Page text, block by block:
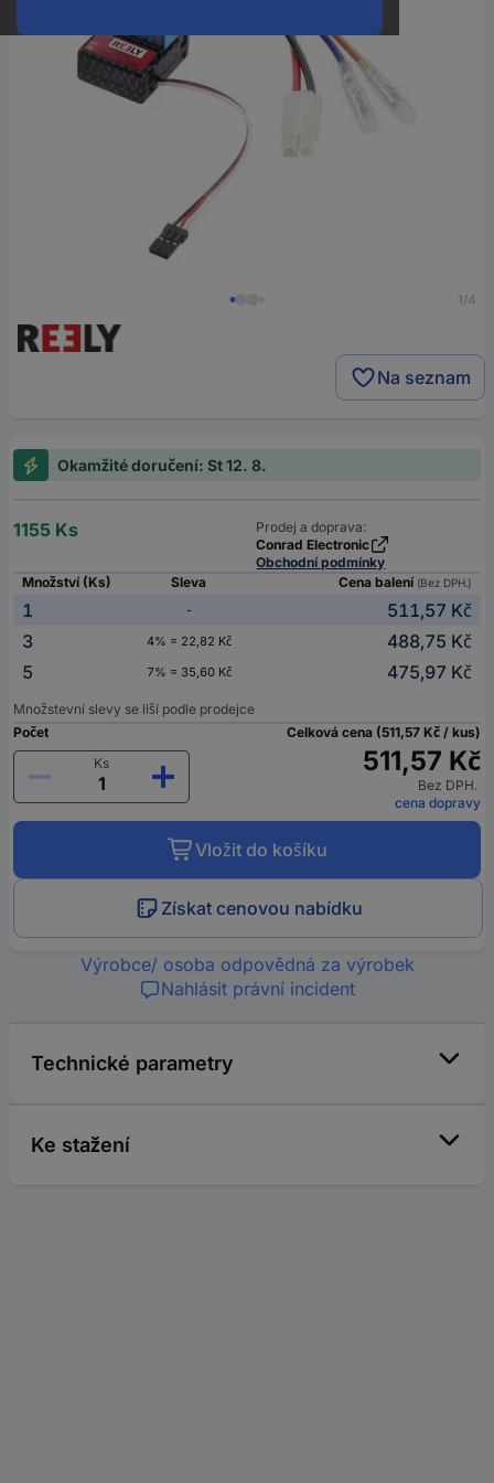
1/4
Na seznam
Okamžité doručení: St 12. 8.
1155 Ks
Prodej a doprava:
Conrad Electronic
Obchodní podmínky
Množství (Ks)
Sleva Cena balení (Bez DPH.)
1 -
511,57 Kč
3
4% = 22,82 Kč
488,75 Kč
5
7% = 35,60 Kč 475,97 Kč
Množstevní slevy se liší podle prodejce
Počet
Ks
Celková cena (511,57 Kč / kus)
511,57 Kč
Bez DPH.
cena dopravy
Vložit do košíku
Získat cenovou nabídku
Výrobce/ osoba odpovědná za výrobek
Nahlásit právní incident
Technické parametry
Ke stažení